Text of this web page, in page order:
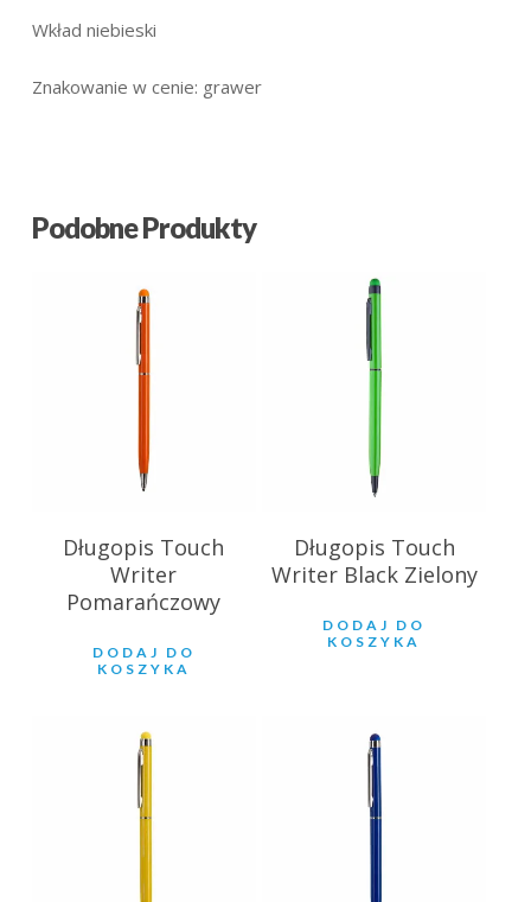
Wkład niebieski
Znakowanie w cenie: grawer
Podobne Produkty
2.93
Długopis Touch
Writer
Pomarańczowy
DODAJ DO
KOSZYKA
2.60
Długopis Touch
Writer Black Zielony
DODAJ DO
KOSZYKA
2.93 2.93